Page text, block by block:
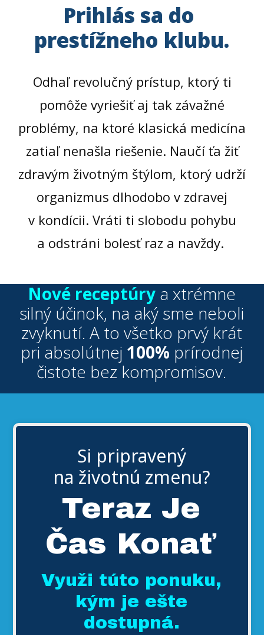
Prihlás sa do
prestížneho klubu.
Odhaľ revolučný prístup, ktorý ti
pomôže vyriešiť aj tak závažné
problémy, na ktoré klasická medicína
zatiaľ nenašla riešenie. Naučí ťa žiť
zdravým životným štýlom, ktorý udrží
organizmus dlhodobo v zdravej
v kondícii. Vráti ti slobodu pohybu
a odstráni bolesť raz a navždy.
Nové receptúrya xtrémne
silný účinok, na aký sme neboli
zvyknutí. A to všetko prvý krát
pri absolútnej 100% prírodnej
čistote bez kompromisov.
Si pripravený
na životnú zmenu?
Teraz Je
Čas Konať
Využi túto ponuku,
kým je ešte
dostupná.